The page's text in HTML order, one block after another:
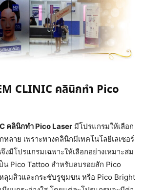
CLINIC คลินิกทำ Pico
คลินิกทำ Pico Laser มีโปรแกรมให้เลือก
ลาย เพราะทางคลินิกมีเทคโนโลยีเลเซอร์
มีโปรแกรมเฉพาะให้เลือกอย่างเหมาะสม
น Pico Tattoo สำหรับลบรอยสัก Pico
ลุมสิวและกระชับรูขุมขน หรือ Pico Bright